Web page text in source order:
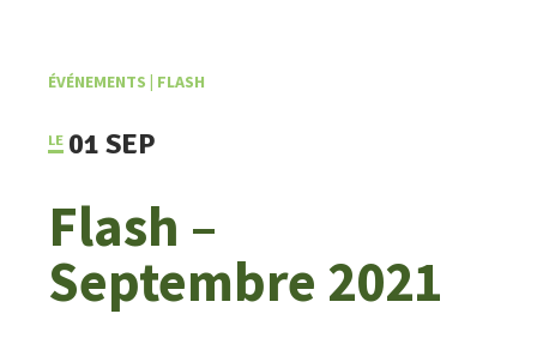
ÉVÉNEMENTS | FLASH
01 SEP
Flash –
Septembre 2021